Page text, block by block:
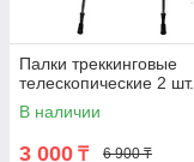
Палки треккинговые
телескопические 2 шт.
В наличии
3 000 ₸ 6 900 ₸